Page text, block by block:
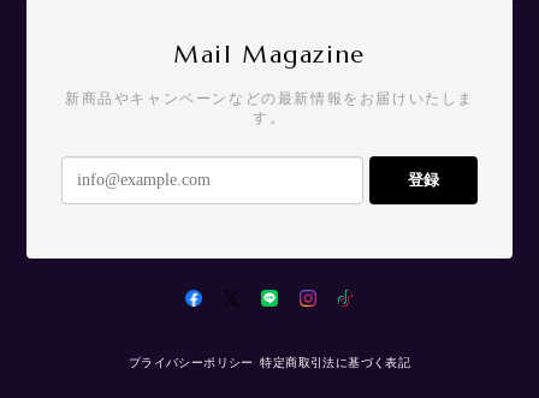
Mail Magazine
新商品やキャンペーンなどの最新情報をお届けいたしま
す。
登録
プライバシーポリシー 特定商取引法に基づく表記